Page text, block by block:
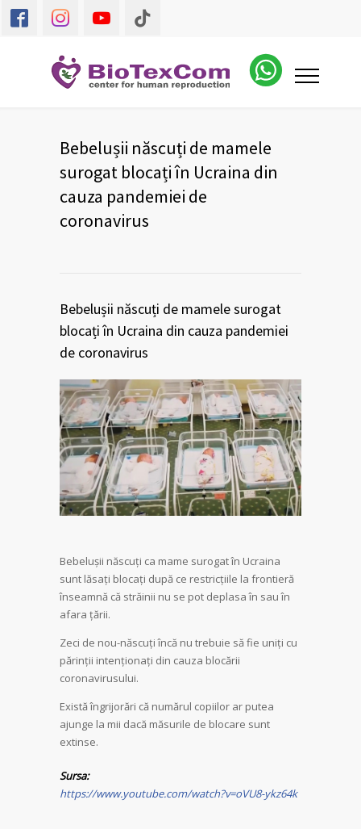
Bebelușii născuți de mamele
surogat blocați în Ucraina din
cauza pandemiei de
coronavirus
Bebelușii născuți de mamele surogat
blocați în Ucraina din cauza pandemiei
de coronavirus
Bebelușii născuți ca mame surogat în Ucraina
sunt lăsați blocați după ce restricțiile la frontieră
înseamnă că străinii nu se pot deplasa în sau în
afara țării.
Zeci de nou-născuți încă nu trebuie să fie uniți cu
părinții intenționați din cauza blocării
coronavirusului.
Există îngrijorări că numărul copiilor ar putea
ajunge la mii dacă măsurile de blocare sunt
extinse.
Sursa:
https://www.youtube.com/watch?v=oVU8-ykz64k